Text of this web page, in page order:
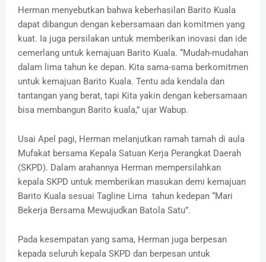
Herman menyebutkan bahwa keberhasilan Barito Kuala
dapat dibangun dengan kebersamaan dan komitmen yang
kuat. Ia juga persilakan untuk memberikan inovasi dan ide
cemerlang untuk kemajuan Barito Kuala. “Mudah-mudahan
dalam lima tahun ke depan. Kita sama-sama berkomitmen
untuk kemajuan Barito Kuala. Tentu ada kendala dan
tantangan yang berat, tapi Kita yakin dengan kebersamaan
bisa membangun Barito kuala,” ujar Wabup.
Usai Apel pagi, Herman melanjutkan ramah tamah di aula
Mufakat bersama Kepala Satuan Kerja Perangkat Daerah
(SKPD). Dalam arahannya Herman mempersilahkan
kepala SKPD untuk memberikan masukan demi kemajuan
Barito Kuala sesuai Tagline Lima tahun kedepan “Mari
Bekerja Bersama Mewujudkan Batola Satu”.
Pada kesempatan yang sama, Herman juga berpesan
kepada seluruh kepala SKPD dan berpesan untuk